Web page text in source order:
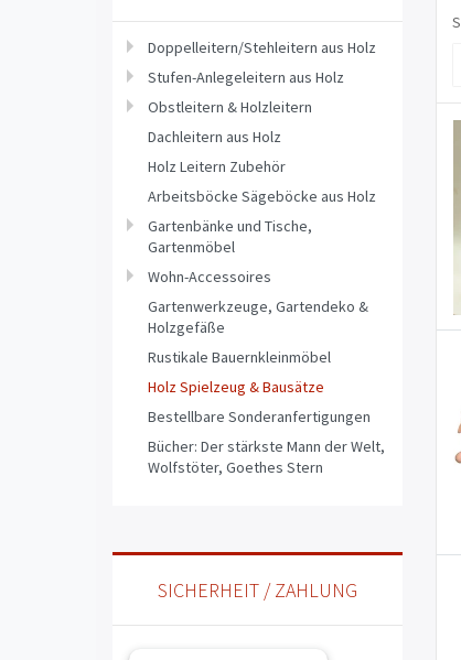
Doppelleitern/Stehleitern aus Holz
Stufen-Anlegeleitern aus Holz
Obstleitern & Holzleitern
Dachleitern aus Holz
Holz Leitern Zubehör
Arbeitsböcke Sägeböcke aus Holz
Gartenbänke und Tische,
Gartenmöbel
Wohn-Accessoires
Gartenwerkzeuge, Gartendeko &
Holzgefäße
Rustikale Bauernkleinmöbel
Holz Spielzeug & Bausätze
Bestellbare Sonderanfertigungen
Bücher: Der stärkste Mann der Welt,
Wolfstöter, Goethes Stern
SICHERHEIT / ZAHLUNG